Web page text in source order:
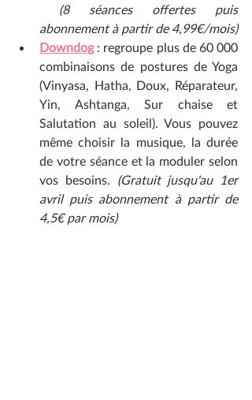
(8 séances offertes puis
abonnement à partir de 4,99€/mois)
Downdog : regroupe plus de 60 000
combinaisons de postures de Yoga
(Vinyasa, Hatha, Doux, Réparateur,
Yin, Ashtanga, Sur chaise et
Salutation au soleil). Vous pouvez
même choisir la musique, la durée
de votre séance et la moduler selon
vos besoins. (Gratuit jusqu'au 1er
avril puis abonnement à partir de
4,5€ par mois)